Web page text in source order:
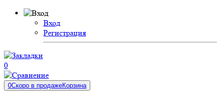
Вход
Регистрация
0
0Скоро в продажеКорзина